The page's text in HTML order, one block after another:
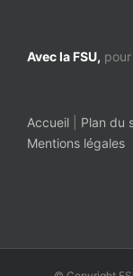
Avec la FSU,
Accueil Plan du
Mentions légales